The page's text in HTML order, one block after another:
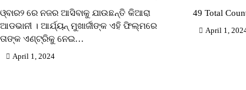
ଓ୍ବାର୨ ରେ ନଜର ଆସିବାକୁ ଯାଉଛନ୍ତି କିଆରା
ଆଡଭାନୀ । ଆର୍ଯ୍ୟନ୍‌ ମୁଖାର୍ଜୀଙ୍କ ଏହି ଫିଲ୍ମରେ
ତାଙ୍କ ଏଣ୍ଟ୍ରିକୁ ନେଇ…
April 1, 2024
49 Total
April 1,